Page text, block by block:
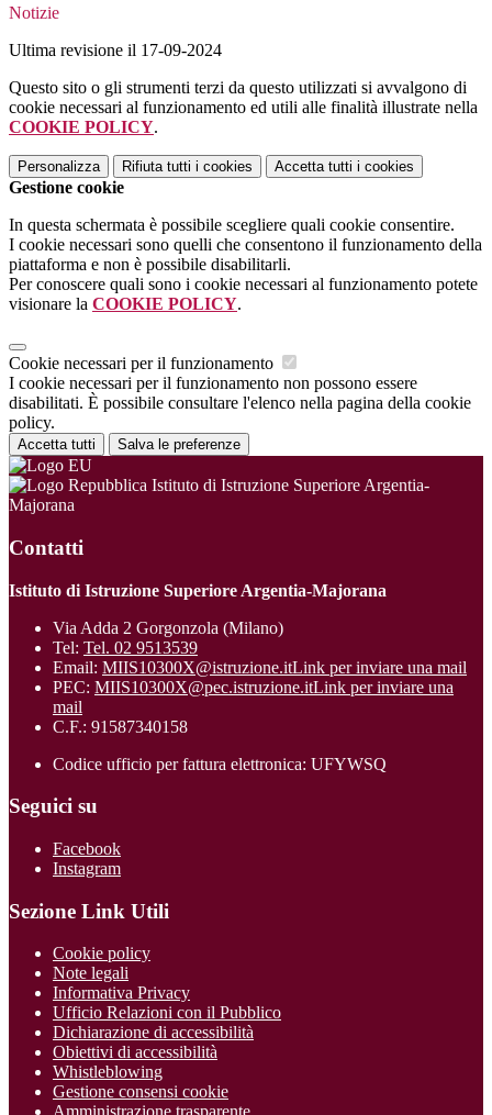
Notizie
Ultima revisione il 17-09-2024
Questo sito o gli strumenti terzi da questo utilizzati si avvalgono di
cookie necessari al funzionamento ed utili alle finalità illustrate nella
COOKIE POLICY.
Personalizza Rifiuta tutti i cookies Accetta tutti i cookies
Gestione cookie
In questa schermata è possibile scegliere quali cookie consentire.
I cookie necessari sono quelli che consentono il funzionamento della
piattaforma e non è possibile disabilitarli.
Per conoscere quali sono i cookie necessari al funzionamento potete
visionare la COOKIE POLICY.
Cookie necessari per il funzionamento
I cookie necessari per il funzionamento non possono essere
disabilitati. È possibile consultare l'elenco nella pagina della cookie
policy.
Accetta tutti Salva le preferenze
Istituto di Istruzione Superiore Argentia-
Majorana
Contatti
Istituto di Istruzione Superiore Argentia-Majorana
Via Adda 2 Gorgonzola (Milano)
Tel: Tel. 02 9513539
Email: MIIS10300X@istruzione.itLink per inviare una mail
PEC: MIIS10300X@pec.istruzione.itLink per inviare una
mail
C.F.: 91587340158
Codice ufficio per fattura elettronica: UFYWSQ
Seguici su
Facebook
Instagram
Sezione Link Utili
Cookie policy
Note legali
Informativa Privacy
Ufficio Relazioni con il Pubblico
Dichiarazione di accessibilità
Obiettivi di accessibilità
Whistleblowing
Gestione consensi cookie